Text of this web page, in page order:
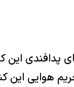
پدافندی
هوایی این